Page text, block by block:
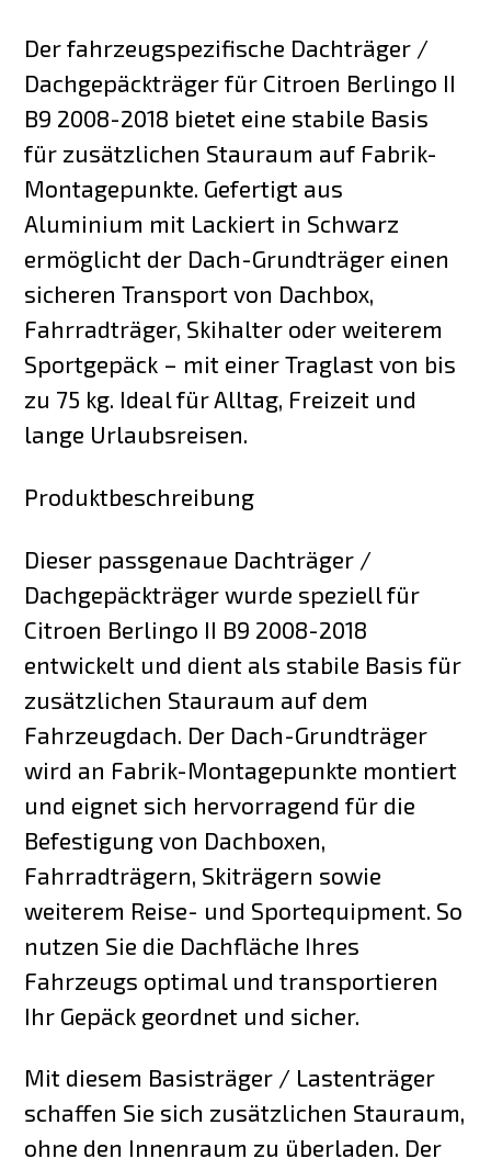
Der fahrzeugspezifische Dachträger /
Dachgepäckträger für Citroen Berlingo II
B9 2008-2018 bietet eine stabile Basis
für zusätzlichen Stauraum auf Fabrik-
Montagepunkte. Gefertigt aus
Aluminium mit Lackiert in Schwarz
ermöglicht der Dach-Grundträger einen
sicheren Transport von Dachbox,
Fahrradträger, Skihalter oder weiterem
Sportgepäck – mit einer Traglast von bis
zu 75 kg. Ideal für Alltag, Freizeit und
lange Urlaubsreisen.
Produktbeschreibung
Dieser passgenaue Dachträger /
Dachgepäckträger wurde speziell für
Citroen Berlingo II B9 2008-2018
entwickelt und dient als stabile Basis für
zusätzlichen Stauraum auf dem
Fahrzeugdach. Der Dach-Grundträger
wird an Fabrik-Montagepunkte montiert
und eignet sich hervorragend für die
Befestigung von Dachboxen,
Fahrradträgern, Skiträgern sowie
weiterem Reise- und Sportequipment. So
nutzen Sie die Dachfläche Ihres
Fahrzeugs optimal und transportieren
Ihr Gepäck geordnet und sicher.
Mit diesem Basisträger / Lastenträger
schaffen Sie sich zusätzlichen Stauraum,
ohne den Innenraum zu überladen. Der